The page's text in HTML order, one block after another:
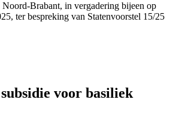
Brabant, in vergadering bijeen op
ter bespreking van Statenvoorstel 15/25
voor basiliek